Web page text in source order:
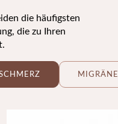
die häufigsten
die zu Ihren
MIGRÄNE